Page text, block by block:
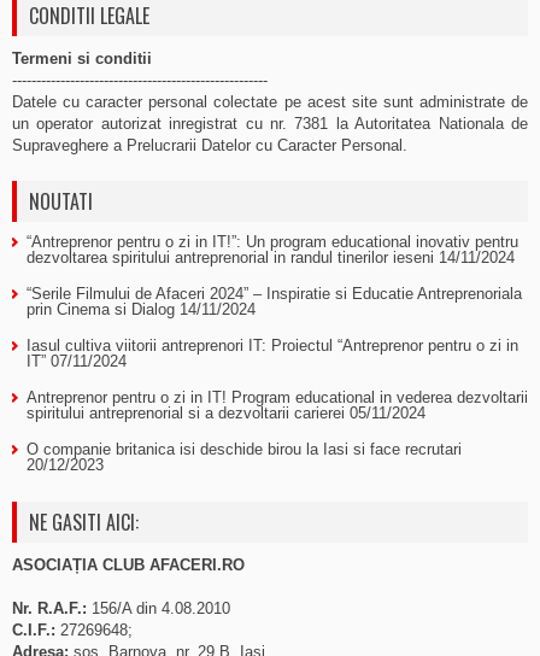
CONDITII LEGALE
Termeni si conditii
-----------------------------------------------------
Datele cu caracter personal colectate pe acest site sunt administrate de
un operator autorizat inregistrat cu nr. 7381 la Autoritatea Nationala de
Supraveghere a Prelucrarii Datelor cu Caracter Personal.
NOUTATI
“Antreprenor pentru o zi in IT!”: Un program educational inovativ pentru
dezvoltarea spiritului antreprenorial in randul tinerilor ieseni 14/11/2024
“Serile Filmului de Afaceri 2024” – Inspiratie si Educatie Antreprenoriala
prin Cinema si Dialog 14/11/2024
Iasul cultiva viitorii antreprenori IT: Proiectul “Antreprenor pentru o zi in
IT” 07/11/2024
Antreprenor pentru o zi in IT! Program educational in vederea dezvoltarii
spiritului antreprenorial si a dezvoltarii carierei 05/11/2024
O companie britanica isi deschide birou la Iasi si face recrutari
20/12/2023
NE GASITI AICI:
ASOCIAȚIA CLUB AFACERI.RO
Nr. R.A.F.: 156/A din 4.08.2010
C.I.F.: 27269648;
Adresa: sos. Barnova, nr. 29 B, Iasi.